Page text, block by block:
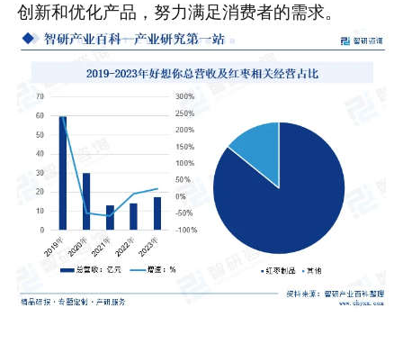
创新和优化产品，努力满足消费者的需求。